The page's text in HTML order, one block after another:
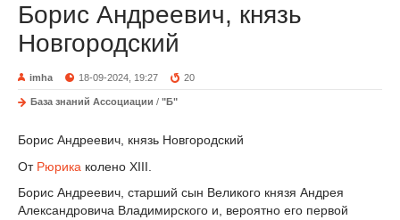
Борис Андреевич, князь
Новгородский
imha 18-09-2024, 19:27 20
База знаний Ассоциации / "Б"
Борис Андреевич, князь Новгородский
От Рюрика колено XIII.
Борис Андреевич, старший сын Великого князя Андрея
Александровича Владимирского и, вероятно его первой